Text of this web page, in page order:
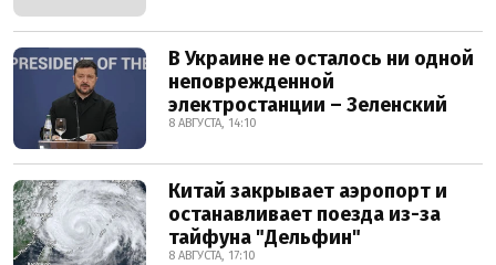
В Украине не осталось ни одной
неповрежденной
электростанции – Зеленский
8 АВГУСТА, 14:10
Китай закрывает аэропорт и
останавливает поезда из-за
тайфуна "Дельфин"
8 АВГУСТА, 17:10